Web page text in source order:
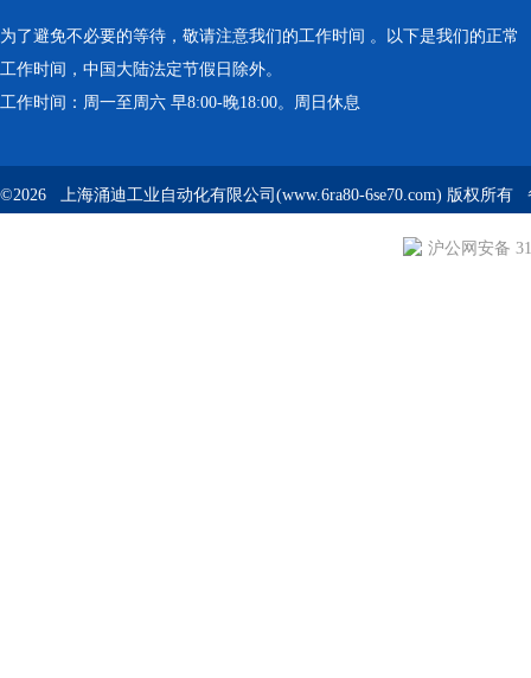
为了避免不必要的等待，敬请注意我们的工作时间 。以下是我们的正常
工作时间，中国大陆法定节假日除外。
工作时间：周一至周六 早8:00-晚18:00。周日休息
©2026 上海涌迪工业自动化有限公司(www.6ra80-6se70.com) 版权所有
沪公网安备